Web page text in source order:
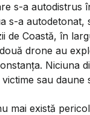
s-a autodistrus
s-a autodetonat,
de Coastă, în
drone au
Niciuna
sau daune
mai există